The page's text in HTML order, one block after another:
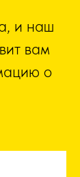
и наш
вам
о